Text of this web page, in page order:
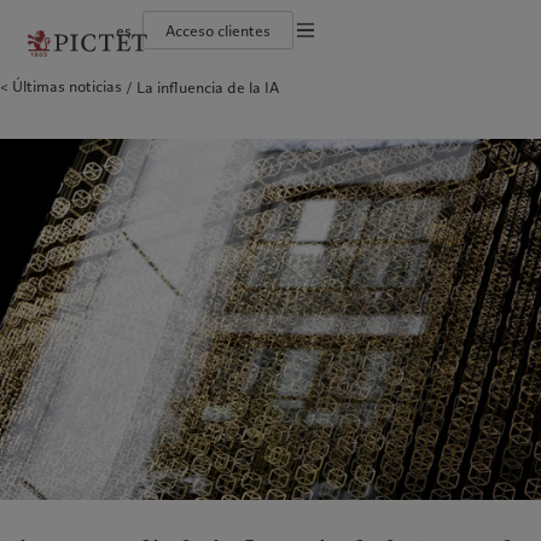
es Acceso clientes
El grupo Pictet
Diversidad, equidad e inclusión
Trabajar en Pictet
Collection Pictet
Campus Pictet de Rochemont
Individuos y familias
Wealth management
Asset services
Últimas publicaciones
Suscribirse al newsletter
Sostenibilidad: nuestro enfoque
Principios de inversión climática
Gobernanza en materia de sostenibilidad
Fundación de grupo Pictet
Prix Pictet
América del Norte
Bahamas
Canada (en)|
Canada (fr)
United States
Asia
China Offshore|中国离岸
Hong Kong SAR|香港特別行政區|
香港特别行政区
日本
Singapore|新加坡
Taiwan|台灣
Europa
Belgique
Oriente Medio
Israel
Quiénes somos
El grupo Pictet
Socios del grupo Pictet
Calificaciones corporativas
Diversidad, equidad e inclusión
Trabajar en Pictet
Collection Pictet
Campus Pictet de Rochemont
A quién servimos
Individuos y familias
Instituciones e intermediarios
financieros
Inversores institucionales
Qué hacemos Perspectivas
Preferencias en materia de cookies
Aviso de privacidad
Últimas noticias La influencia de la IA